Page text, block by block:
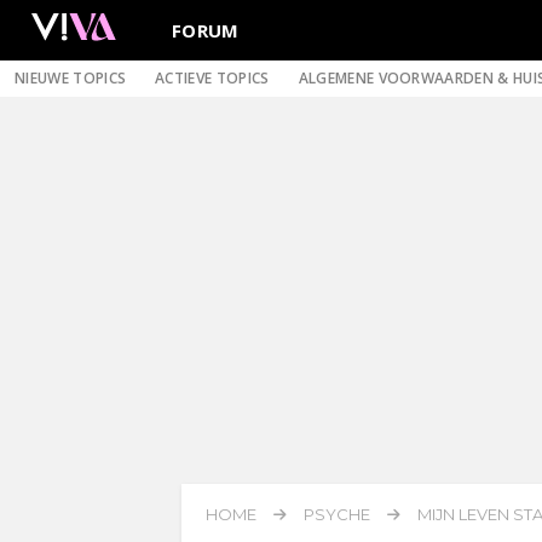
FORUM
NIEUWE TOPICS ACTIEVE TOPICS ALGEMENE VOORWAARDEN &
HOME PSYCHE MIJN LEVEN